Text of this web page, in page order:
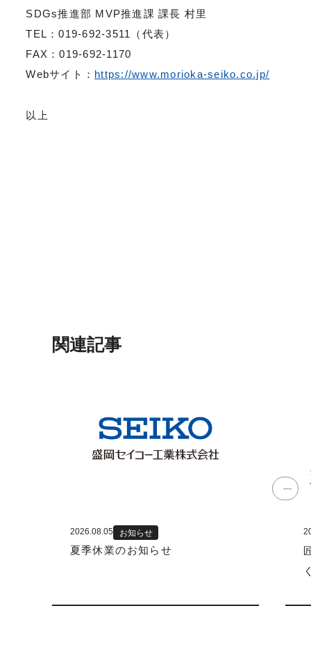
SDGs推進部 MVP推進課 課長 村里
TEL：019-692-3511（代表）
FAX：019-692-1170
Webサイト： https://www.morioka-seiko.co.jp/
以上
関連記事
2026.08.05 お知らせ
夏季休業のお知らせ